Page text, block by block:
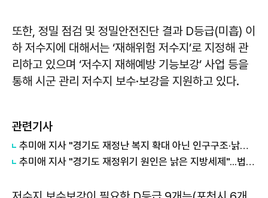
또한, 정밀 점검 및 정밀안전진단 결과 D등급(미흡) 이
하 저수지에 대해서는 ‘재해위험 저수지’로 지정해 관
리하고 있으며 ‘저수지 재해예방 기능보강’ 사업 등을
통해 시군 관리 저수지 보수·보강을 지원하고 있다.
관련기사
추미애 지사 "경기도 재정난 복지 확대 아닌 인구구조·낡은 세수체계 문제"
추미애 지사 "경기도 재정위기 원인은 낡은 지방세제"...법인지방소득세 배분 개편 촉구